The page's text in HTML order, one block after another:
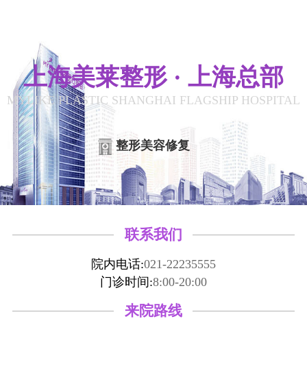
上海美莱整形 · 上海总部
MYLIKE PLASTIC SHANGHAI FLAGSHIP HOSPITAL
整形美容修复
联系我们
院内电话:021-22235555
门诊时间:8:00-20:00
来院路线